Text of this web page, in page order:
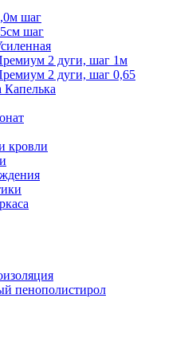
шаг
шаг
2 дуги, шаг 1м
2 дуги, шаг 0,65
кровли
пенополистирол